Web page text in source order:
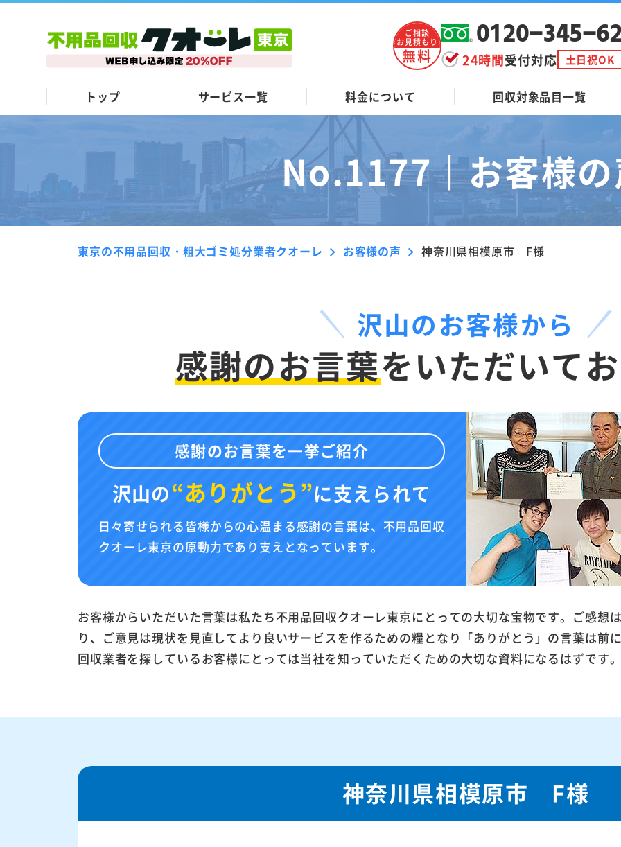
ご相談
お見積もり
無料
0120-345-
24時間受付対応 土日祝OK
トップ サービス一覧 料金について 回収対象品目一覧
No.1177｜お客様
東京の不用品回収・粗大ゴミ処分業者クオーレ お客様の声 神奈川県相模原市 F様
沢山のお客様から
感謝のお言葉をいただいて
感謝のお言葉を一挙ご紹介
沢山の“ありがとう”に支えられて
日々寄せられる皆様からの心温まる感謝の言葉は、不用品回収
クオーレ東京の原動力であり支えとなっています。
お客様からいただいた言葉は私たち不用品回収クオーレ東京にとっての大切な宝物です。ご感想
り、ご意見は現状を見直してより良いサービスを作るための糧となり「ありがとう」の言葉は前
回収業者を探しているお客様にとっては当社を知っていただくための大切な資料になるはずです
神奈川県相模原市 F様